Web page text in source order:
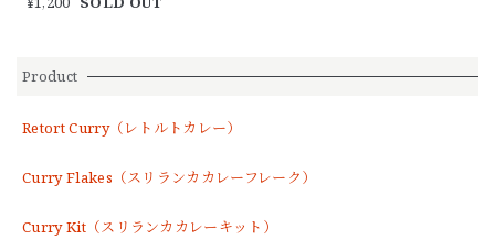
Product
Retort Curry（レトルトカレー）
Curry Flakes（スリランカカレーフレーク）
Curry Kit（スリランカカレーキット）